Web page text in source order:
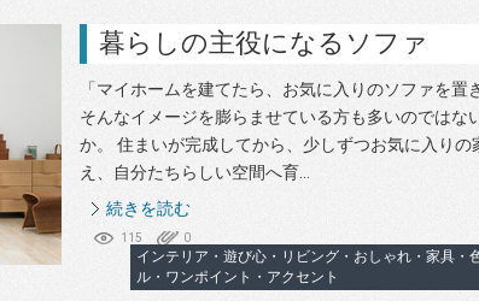
暮らしの主役になるソファ
「マイホームを建てたら、お気に入りのソファを置
そんなイメージを膨らませている方も多いのではな
か。 住まいが完成してから、少しずつお気に入りの
え、自分たちらしい空間へ育...
続きを読む
115 0
インテリア・遊び心・リビング・おしゃれ・家具・
ル・ワンポイント・アクセント